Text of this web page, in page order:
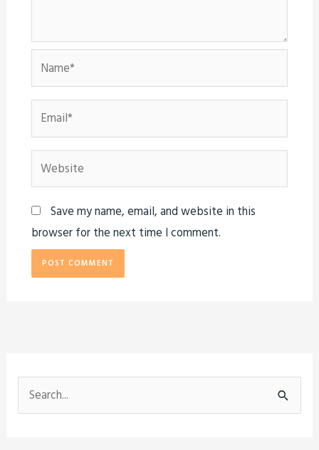
Name*
Email*
Website
Save my name, email, and website in this
browser for the next time I comment.
e